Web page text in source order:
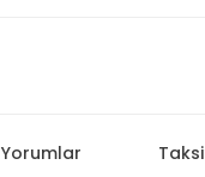
Yorumlar